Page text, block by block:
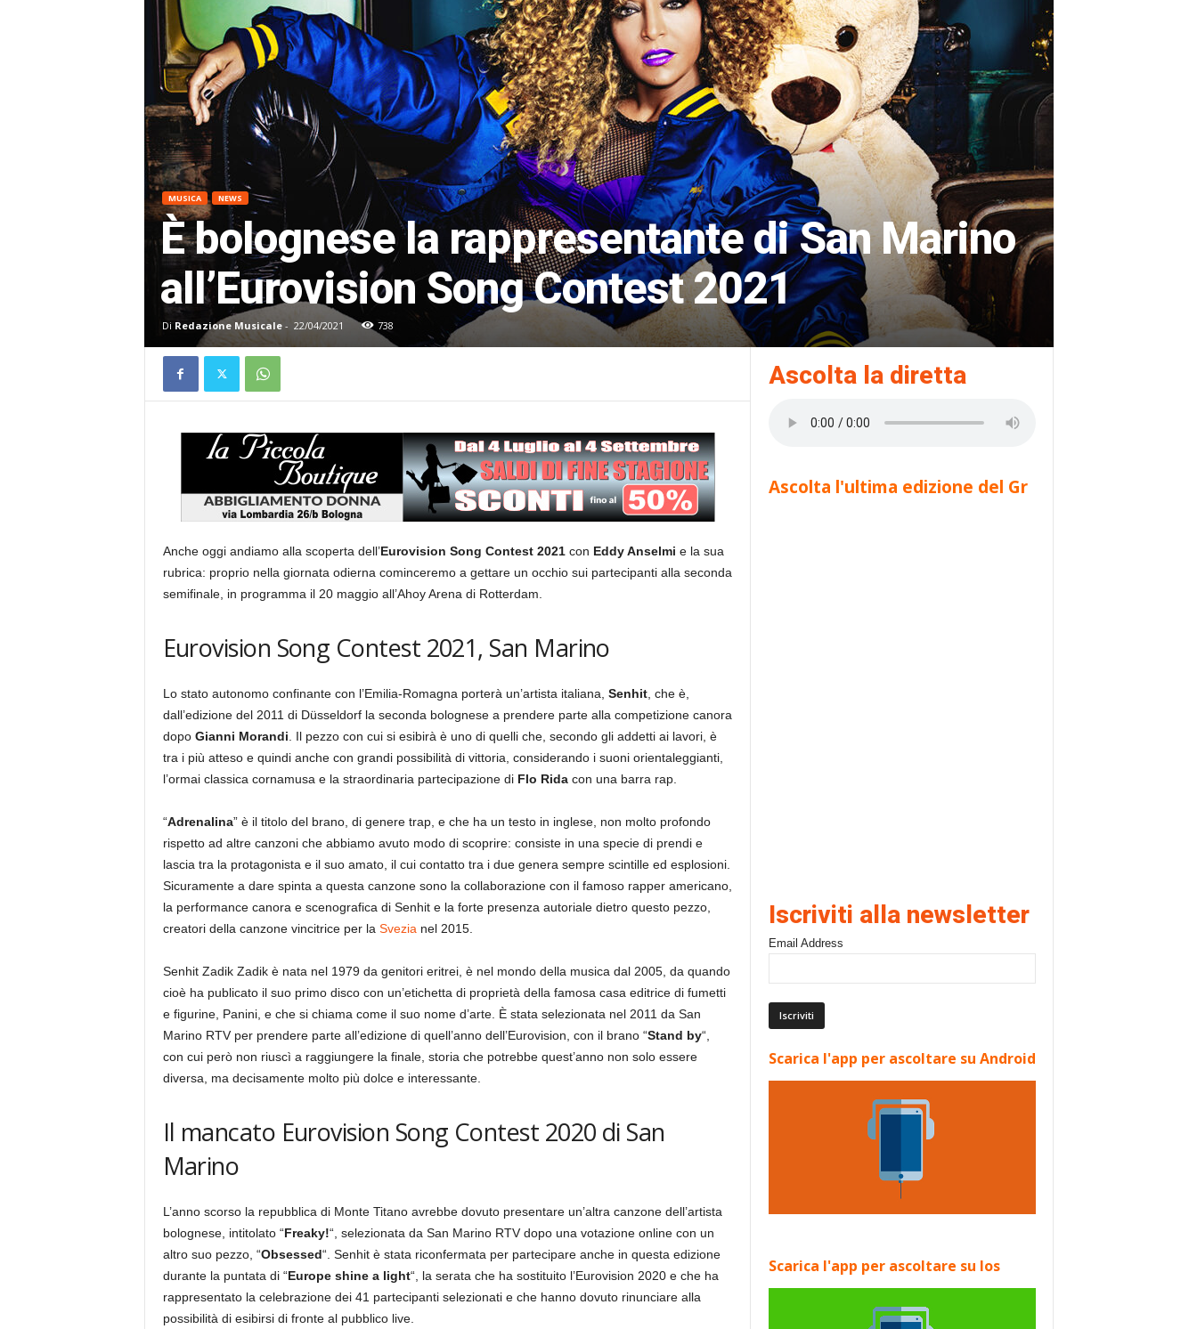
MUSICA NEWS
È bolognese la rappresentante di San Marino
all’Eurovision Song Contest 2021
Di Redazione Musicale- 22/04/2021 738
Anche oggi andiamo alla scoperta dell’Eurovision Song Contest 2021con Eddy Anselmi e la sua
rubrica: proprio nella giornata odierna cominceremo a gettare un occhio sui partecipanti alla seconda
semifinale, in programma il 20 maggio all’Ahoy Arena di Rotterdam.
Eurovision Song Contest 2021, San Marino
Lo stato autonomo confinante con l’Emilia-Romagna porterà un’artista italiana, Senhit, che è,
dall’edizione del 2011 di Düsseldorf la seconda bolognese a prendere parte alla competizione canora
dopo Gianni Morandi . Il pezzo con cui si esibirà è uno di quelli che, secondo gli addetti ai lavori, è
tra i più atteso e quindi anche con grandi possibilità di vittoria, considerando i suoni orientaleggianti,
l’ormai classica cornamusa e la straordinaria partecipazione di Flo Ridacon una barra rap.
“Adrenalina” è il titolo del brano, di genere trap, e che ha un testo in inglese, non molto profondo
rispetto ad altre canzoni che abbiamo avuto modo di scoprire: consiste in una specie di prendi e
lascia tra la protagonista e il suo amato, il cui contatto tra i due genera sempre scintille ed esplosioni.
Sicuramente a dare spinta a questa canzone sono la collaborazione con il famoso rapper americano,
la performance canora e scenografica di Senhit e la forte presenza autoriale dietro questo pezzo,
creatori della canzone vincitrice per la Svezia nel 2015.
Senhit Zadik Zadik è nata nel 1979 da genitori eritrei, è nel mondo della musica dal 2005, da quando
cioè ha publicato il suo primo disco con un’etichetta di proprietà della famosa casa editrice di fumetti
e figurine, Panini, e che si chiama come il suo nome d’arte. È stata selezionata nel 2011 da San
Marino RTV per prendere parte all’edizione di quell’anno dell’Eurovision, con il brano “Stand by“,
con cui però non riuscì a raggiungere la finale, storia che potrebbe quest’anno non solo essere
diversa, ma decisamente molto più dolce e interessante.
Il mancato Eurovision Song Contest 2020 di San
Marino
L’anno scorso la repubblica di Monte Titano avrebbe dovuto presentare un’altra canzone dell’artista
bolognese, intitolato “Freaky!“, selezionata da San Marino RTV dopo una votazione online con un
altro suo pezzo, “Obsessed“. Senhit è stata riconfermata per partecipare anche in questa edizione
durante la puntata di “Europe shine a light“, la serata che ha sostituito l’Eurovision 2020 e che ha
rappresentato la celebrazione dei 41 partecipanti selezionati e che hanno dovuto rinunciare alla
possibilità di esibirsi di fronte al pubblico live.
Ascolta la diretta
Ascolta l'ultima edizione del Gr
Iscriviti alla newsletter
Email Address
Scarica l'app per ascoltare su Android
Scarica l'app per ascoltare su Ios